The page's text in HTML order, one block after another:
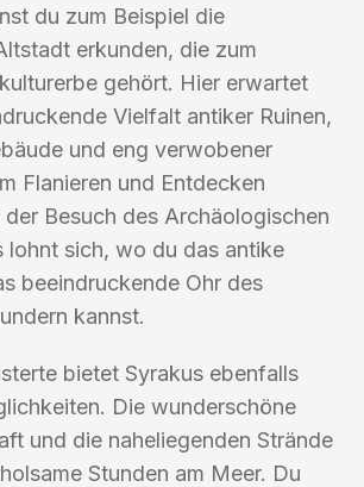
du zum Beispiel die
erkunden, die zum
gehört. Hier erwartet
Vielfalt antiker Ruinen,
und eng verwobener
Flanieren und Entdecken
Besuch des Archäologischen
lohnt sich, wo du das antike
beeindruckende Ohr des
kannst.
bietet Syrakus ebenfalls
Die wunderschöne
und die naheliegenden Strände
Stunden am Meer. Du